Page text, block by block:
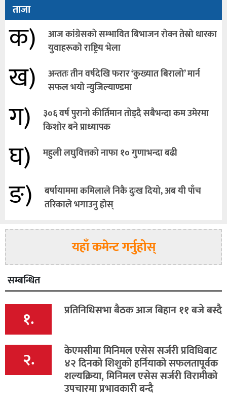
ताजा
क)
आज कांग्रेसकाे सम्भावित बिभाजन राेक्न तेस्राे धारका
युवाहरूकाे राष्ट्रिय भेला
ख)
अन्ततः तीन वर्षदेखि फरार ‘कुख्यात बिरालो’ मार्न
सफल भयो न्युजिल्याण्डमा
ग)
३०६ वर्ष पुरानो कीर्तिमान तोड्दै सबैभन्दा कम उमेरमा
किशाेर बने प्राध्यापक
घ) महुली लघुवित्तको नाफा १० गुणाभन्दा बढी
ङ)
बर्षायाममा कमिलाले निकै दुःख दियो, अब यी पाँच
तरिकाले भगाउनु होस्
यहाँ कमेन्ट गर्नुहोस्
सम्बन्धित
१. प्रतिनिधिसभा बैठक आज बिहान ११ बजे बस्दै
२. केएमसीमा मिनिमल एसेस सर्जरी प्रविधिबाट
४२ दिनको शिशुको हर्नियाको सफलतापूर्वक
शल्यक्रिया, मिनिमल एसेस सर्जरी विरामीको
उपचारमा प्रभावकारी बन्दै